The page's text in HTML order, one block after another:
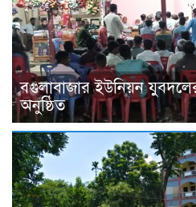
বগুলাবাজার ইউনিয়ন
অনুষ্ঠিত